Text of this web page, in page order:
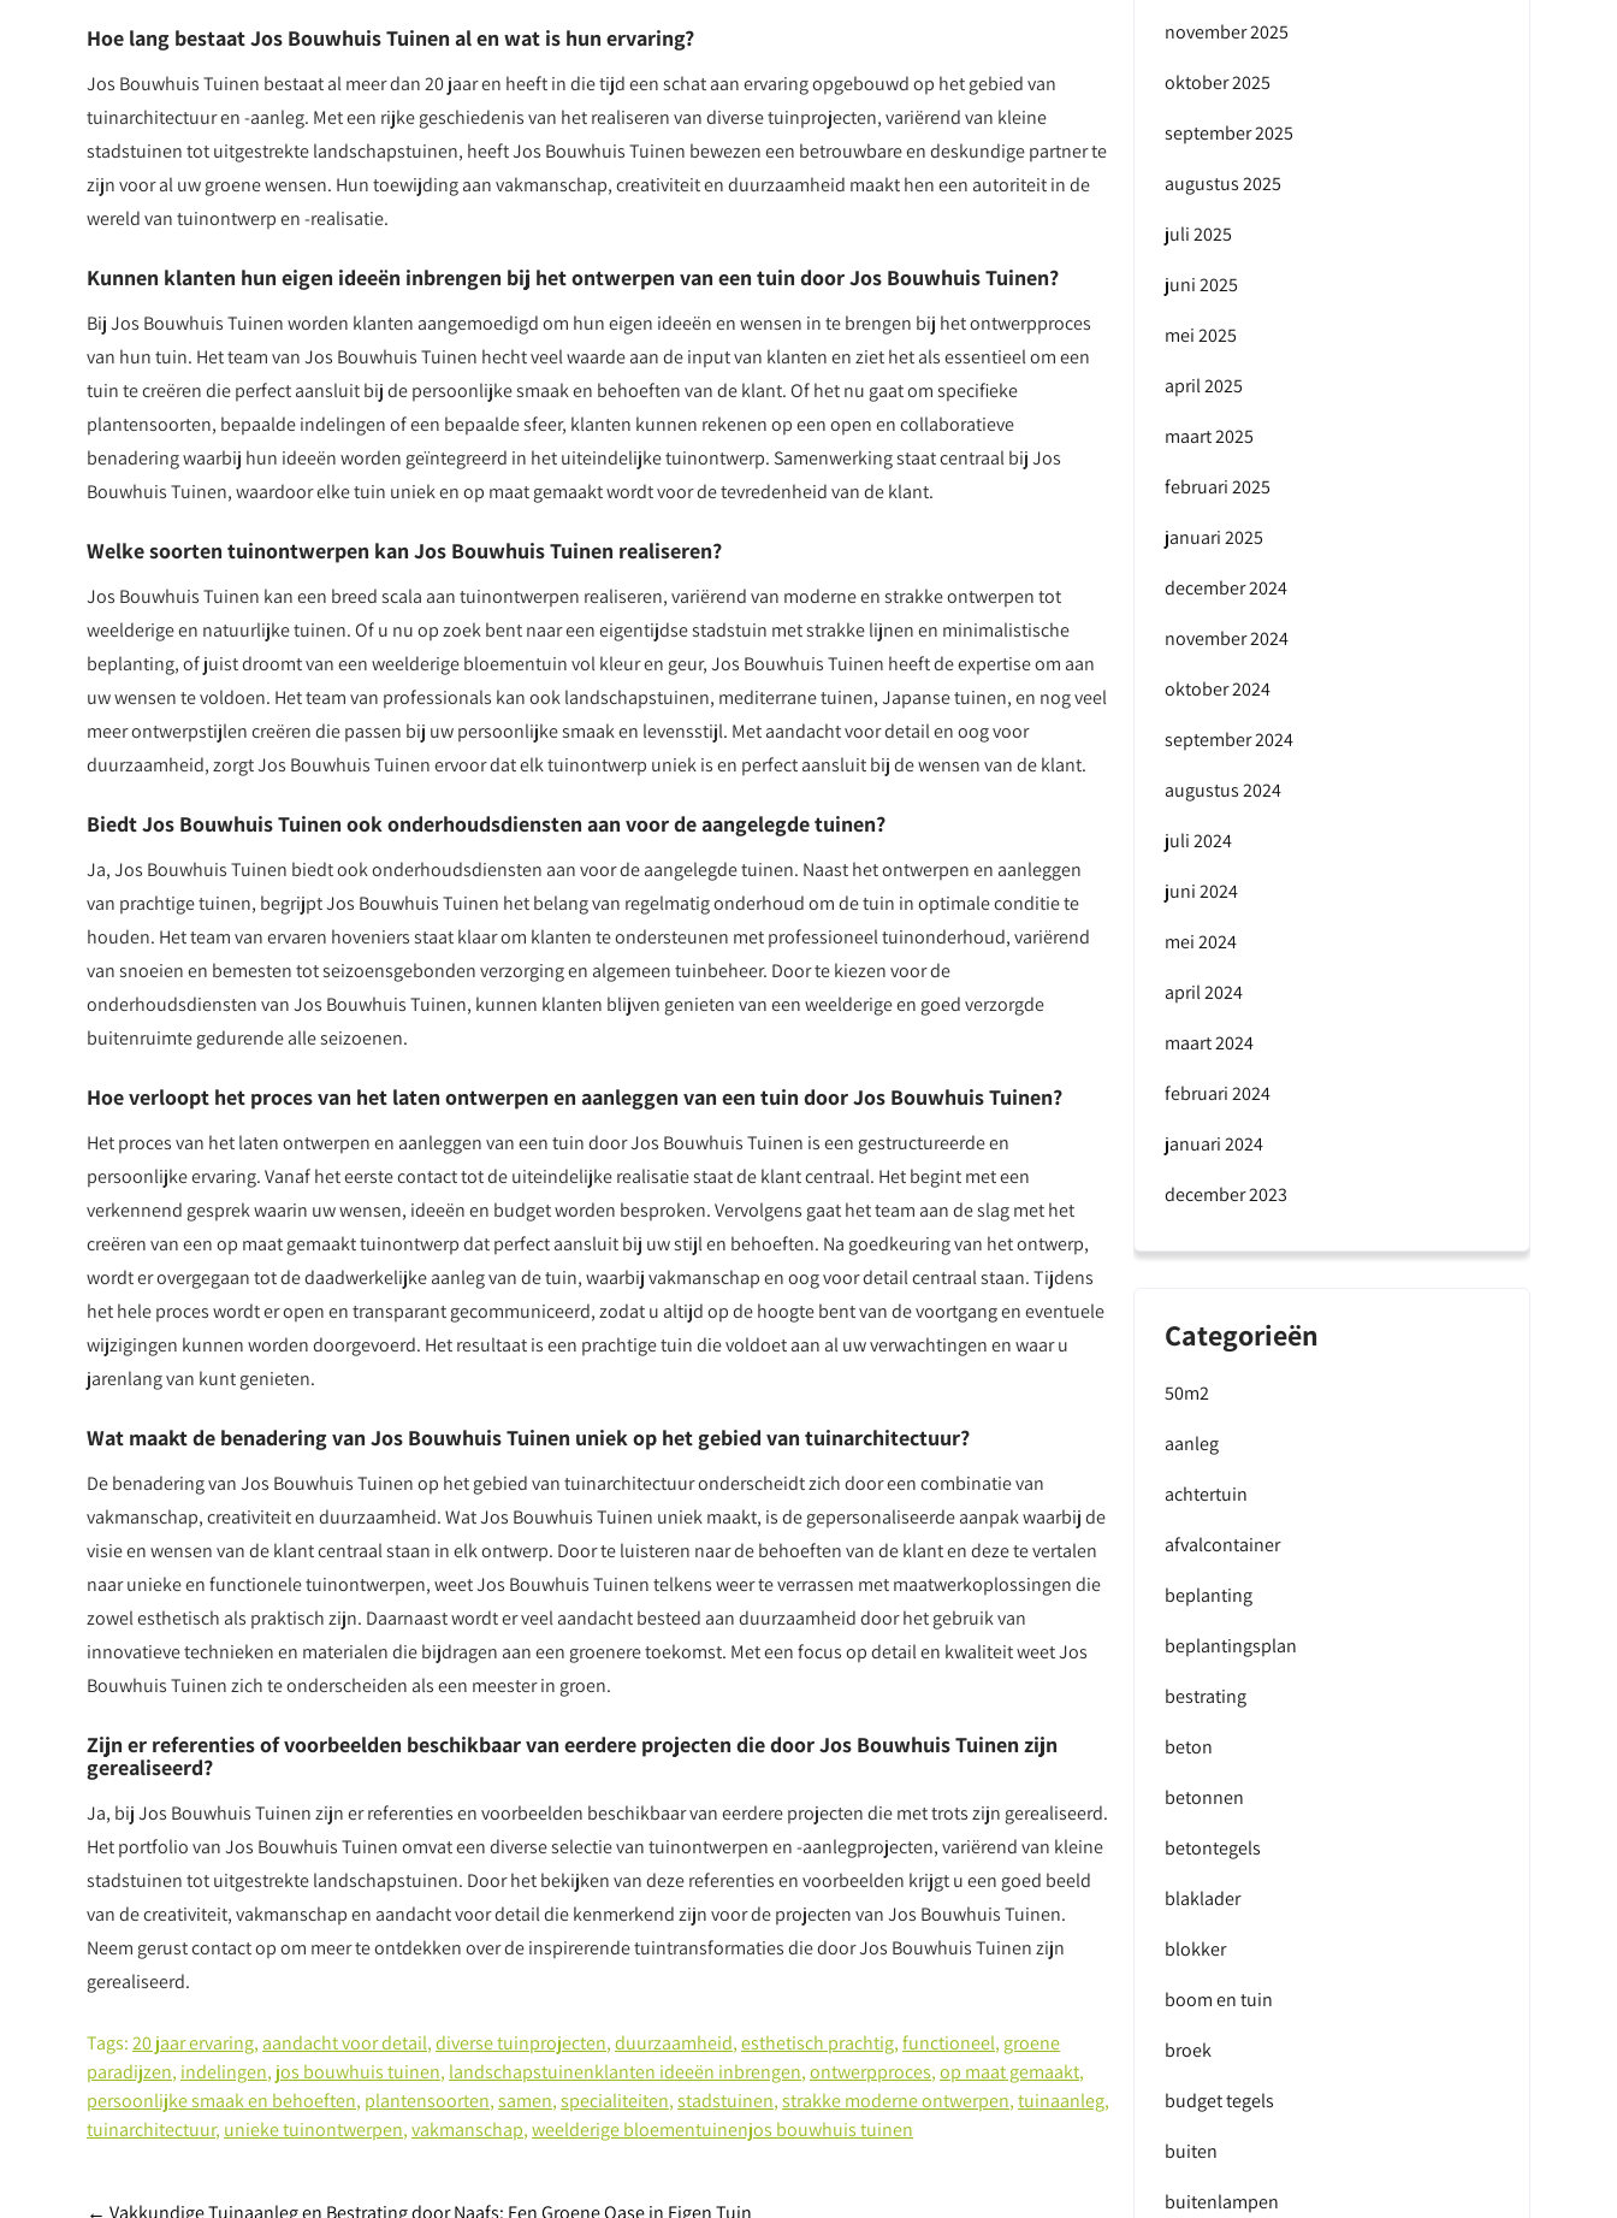
Hoe lang bestaat Jos Bouwhuis Tuinen al en wat is hun ervaring?
Jos Bouwhuis Tuinen bestaat al meer dan 20 jaar en heeft in die tijd een schat aan ervaring opgebouwd op het gebied van
tuinarchitectuur en -aanleg. Met een rijke geschiedenis van het realiseren van diverse tuinprojecten, variërend van kleine
stadstuinen tot uitgestrekte landschapstuinen, heeft Jos Bouwhuis Tuinen bewezen een betrouwbare en deskundige partner te
zijn voor al uw groene wensen. Hun toewijding aan vakmanschap, creativiteit en duurzaamheid maakt hen een autoriteit in de
wereld van tuinontwerp en -realisatie.
Kunnen klanten hun eigen ideeën inbrengen bij het ontwerpen van een tuin door Jos Bouwhuis Tuinen?
Bij Jos Bouwhuis Tuinen worden klanten aangemoedigd om hun eigen ideeën en wensen in te brengen bij het ontwerpproces
van hun tuin. Het team van Jos Bouwhuis Tuinen hecht veel waarde aan de input van klanten en ziet het als essentieel om een
tuin te creëren die perfect aansluit bij de persoonlijke smaak en behoeften van de klant. Of het nu gaat om specifieke
plantensoorten, bepaalde indelingen of een bepaalde sfeer, klanten kunnen rekenen op een open en collaboratieve
benadering waarbij hun ideeën worden geïntegreerd in het uiteindelijke tuinontwerp. Samenwerking staat centraal bij Jos
Bouwhuis Tuinen, waardoor elke tuin uniek en op maat gemaakt wordt voor de tevredenheid van de klant.
Welke soorten tuinontwerpen kan Jos Bouwhuis Tuinen realiseren?
Jos Bouwhuis Tuinen kan een breed scala aan tuinontwerpen realiseren, variërend van moderne en strakke ontwerpen tot
weelderige en natuurlijke tuinen. Of u nu op zoek bent naar een eigentijdse stadstuin met strakke lijnen en minimalistische
beplanting, of juist droomt van een weelderige bloementuin vol kleur en geur, Jos Bouwhuis Tuinen heeft de expertise om aan
uw wensen te voldoen. Het team van professionals kan ook landschapstuinen, mediterrane tuinen, Japanse tuinen, en nog veel
meer ontwerpstijlen creëren die passen bij uw persoonlijke smaak en levensstijl. Met aandacht voor detail en oog voor
duurzaamheid, zorgt Jos Bouwhuis Tuinen ervoor dat elk tuinontwerp uniek is en perfect aansluit bij de wensen van de klant.
Biedt Jos Bouwhuis Tuinen ook onderhoudsdiensten aan voor de aangelegde tuinen?
Ja, Jos Bouwhuis Tuinen biedt ook onderhoudsdiensten aan voor de aangelegde tuinen. Naast het ontwerpen en aanleggen
van prachtige tuinen, begrijpt Jos Bouwhuis Tuinen het belang van regelmatig onderhoud om de tuin in optimale conditie te
houden. Het team van ervaren hoveniers staat klaar om klanten te ondersteunen met professioneel tuinonderhoud, variërend
van snoeien en bemesten tot seizoensgebonden verzorging en algemeen tuinbeheer. Door te kiezen voor de
onderhoudsdiensten van Jos Bouwhuis Tuinen, kunnen klanten blijven genieten van een weelderige en goed verzorgde
buitenruimte gedurende alle seizoenen.
Hoe verloopt het proces van het laten ontwerpen en aanleggen van een tuin door Jos Bouwhuis Tuinen?
Het proces van het laten ontwerpen en aanleggen van een tuin door Jos Bouwhuis Tuinen is een gestructureerde en
persoonlijke ervaring. Vanaf het eerste contact tot de uiteindelijke realisatie staat de klant centraal. Het begint met een
verkennend gesprek waarin uw wensen, ideeën en budget worden besproken. Vervolgens gaat het team aan de slag met het
creëren van een op maat gemaakt tuinontwerp dat perfect aansluit bij uw stijl en behoeften. Na goedkeuring van het ontwerp,
wordt er overgegaan tot de daadwerkelijke aanleg van de tuin, waarbij vakmanschap en oog voor detail centraal staan. Tijdens
het hele proces wordt er open en transparant gecommuniceerd, zodat u altijd op de hoogte bent van de voortgang en eventuele
wijzigingen kunnen worden doorgevoerd. Het resultaat is een prachtige tuin die voldoet aan al uw verwachtingen en waar u
jarenlang van kunt genieten.
Wat maakt de benadering van Jos Bouwhuis Tuinen uniek op het gebied van tuinarchitectuur?
De benadering van Jos Bouwhuis Tuinen op het gebied van tuinarchitectuur onderscheidt zich door een combinatie van
vakmanschap, creativiteit en duurzaamheid. Wat Jos Bouwhuis Tuinen uniek maakt, is de gepersonaliseerde aanpak waarbij de
visie en wensen van de klant centraal staan in elk ontwerp. Door te luisteren naar de behoeften van de klant en deze te vertalen
naar unieke en functionele tuinontwerpen, weet Jos Bouwhuis Tuinen telkens weer te verrassen met maatwerkoplossingen die
zowel esthetisch als praktisch zijn. Daarnaast wordt er veel aandacht besteed aan duurzaamheid door het gebruik van
innovatieve technieken en materialen die bijdragen aan een groenere toekomst. Met een focus op detail en kwaliteit weet Jos
Bouwhuis Tuinen zich te onderscheiden als een meester in groen.
Zijn er referenties of voorbeelden beschikbaar van eerdere projecten die door Jos Bouwhuis Tuinen zijn
gerealiseerd?
Ja, bij Jos Bouwhuis Tuinen zijn er referenties en voorbeelden beschikbaar van eerdere projecten die met trots zijn gerealiseerd.
Het portfolio van Jos Bouwhuis Tuinen omvat een diverse selectie van tuinontwerpen en -aanlegprojecten, variërend van kleine
stadstuinen tot uitgestrekte landschapstuinen. Door het bekijken van deze referenties en voorbeelden krijgt u een goed beeld
van de creativiteit, vakmanschap en aandacht voor detail die kenmerkend zijn voor de projecten van Jos Bouwhuis Tuinen.
Neem gerust contact op om meer te ontdekken over de inspirerende tuintransformaties die door Jos Bouwhuis Tuinen zijn
gerealiseerd.
Tags:20 jaar ervaring, aandacht voor detail,diverse tuinprojecten,duurzaamheid,esthetisch prachtig,functioneel, groene
paradijzen, indelingen, jos bouwhuis tuinen, landschapstuinenklanten ideeën inbrengen,ontwerpproces,op maat gemaakt,
persoonlijke smaak en behoeften, plantensoorten,samen,specialiteiten,stadstuinen,strakke moderne ontwerpen,tuinaanleg,
tuinarchitectuur, unieke tuinontwerpen,vakmanschap,weelderige bloementuinenjos bouwhuis tuinen
← Vakkundige Tuinaanleg en Bestrating door Naafs: Een Groene Oase in Eigen Tuin
november 2025
oktober 2025
september 2025
augustus 2025
juli 2025
juni 2025
mei 2025
april 2025
maart 2025
februari 2025
januari 2025
december 2024
november 2024
oktober 2024
september 2024
augustus 2024
juli 2024
juni 2024
mei 2024
april 2024
maart 2024
februari 2024
januari 2024
december 2023
Categorieën
50m2
aanleg
achtertuin
afvalcontainer
beplanting
beplantingsplan
bestrating
beton
betonnen
betontegels
blaklader
blokker
boom en tuin
broek
budget tegels
buiten
buitenlampen